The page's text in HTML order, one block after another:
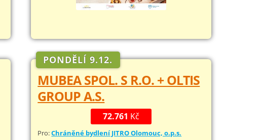
PONDĚLÍ 9.12.
MUBEA SPOL. S R.O. + OLTIS
GROUP A.S.
72.761 Kč
Pro:Chráněné bydlení JITRO Olomouc, o.p.s.